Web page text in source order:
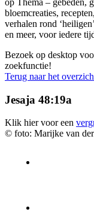
op Thema – gebeden,
bloemcreaties, recepten,
verhalen rond
en meer, voor iedere
Bezoek op desktop
zoekfunctie!
Terug naar het
Jesaja 48:19a
Klik hier voor een
© foto: Marijke van der